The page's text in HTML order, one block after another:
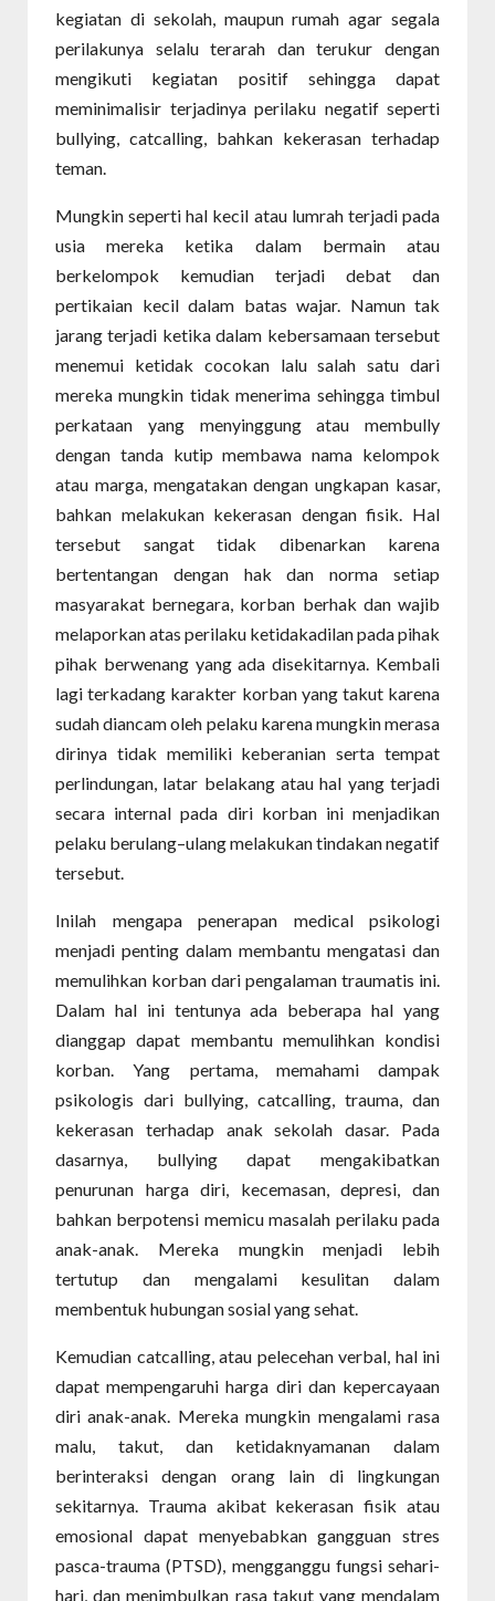
kegiatan di sekolah, maupun rumah agar segala
perilakunya selalu terarah dan terukur dengan
mengikuti kegiatan positif sehingga dapat
meminimalisir terjadinya perilaku negatif seperti
bullying, catcalling, bahkan kekerasan terhadap
teman.
Mungkin seperti hal kecil atau lumrah terjadi pada
usia mereka ketika dalam bermain atau
berkelompok kemudian terjadi debat dan
pertikaian kecil dalam batas wajar. Namun tak
jarang terjadi ketika dalam kebersamaan tersebut
menemui ketidak cocokan lalu salah satu dari
mereka mungkin tidak menerima sehingga timbul
perkataan yang menyinggung atau membully
dengan tanda kutip membawa nama kelompok
atau marga, mengatakan dengan ungkapan kasar,
bahkan melakukan kekerasan dengan fisik. Hal
tersebut sangat tidak dibenarkan karena
bertentangan dengan hak dan norma setiap
masyarakat bernegara, korban berhak dan wajib
melaporkan atas perilaku ketidakadilan pada pihak
pihak berwenang yang ada disekitarnya. Kembali
lagi terkadang karakter korban yang takut karena
sudah diancam oleh pelaku karena mungkin merasa
dirinya tidak memiliki keberanian serta tempat
perlindungan, latar belakang atau hal yang terjadi
secara internal pada diri korban ini menjadikan
pelaku berulang–ulang melakukan tindakan negatif
tersebut.
Inilah mengapa penerapan medical psikologi
menjadi penting dalam membantu mengatasi dan
memulihkan korban dari pengalaman traumatis ini.
Dalam hal ini tentunya ada beberapa hal yang
dianggap dapat membantu memulihkan kondisi
korban. Yang pertama, memahami dampak
psikologis dari bullying, catcalling, trauma, dan
kekerasan terhadap anak sekolah dasar. Pada
dasarnya, bullying dapat mengakibatkan
penurunan harga diri, kecemasan, depresi, dan
bahkan berpotensi memicu masalah perilaku pada
anak-anak. Mereka mungkin menjadi lebih
tertutup dan mengalami kesulitan dalam
membentuk hubungan sosial yang sehat.
Kemudian catcalling, atau pelecehan verbal, hal ini
dapat mempengaruhi harga diri dan kepercayaan
diri anak-anak. Mereka mungkin mengalami rasa
malu, takut, dan ketidaknyamanan dalam
berinteraksi dengan orang lain di lingkungan
sekitarnya. Trauma akibat kekerasan fisik atau
emosional dapat menyebabkan gangguan stres
pasca-trauma (PTSD), mengganggu fungsi sehari-
hari, dan menimbulkan rasa takut yang mendalam